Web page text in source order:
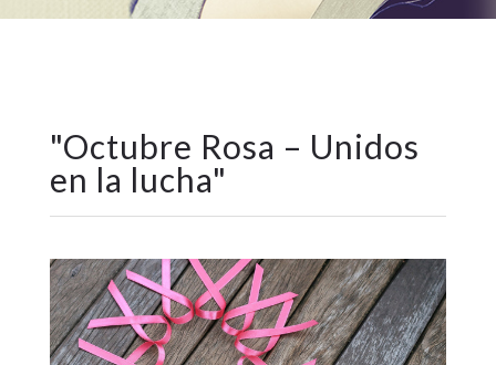
"Octubre Rosa – Unidos
en la lucha"